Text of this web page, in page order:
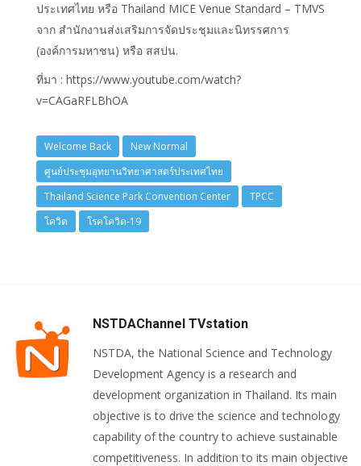
ประเทศไทย หรือ Thailand MICE Venue Standard – TMVS
จาก สำนักงานส่งเสริมการจัดประชุมและนิทรรศการ
(องค์การมหาชน) หรือ สสปน.
ที่มา : https://www.youtube.com/watch?
v=CAGaRFLBhOA
Welcome Back
New Normal
ศูนย์ประชุมอุทยานวิทยาศาสตร์ประเทศไทย
Thailand Science Park Convention Center
TPCC
โควิด
โรคโควิด-19
NSTDAChannel TVstation
NSTDA, the National Science and Technology
Development Agency is a research and
development organization in Thailand. Its main
objective is to drive the science and technology
capability of the country to achieve sustainable
competitiveness. In addition to its main objective